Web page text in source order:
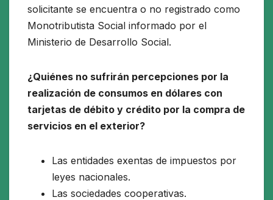
solicitante se encuentra o no registrado como
Monotributista Social informado por el
Ministerio de Desarrollo Social.
¿Quiénes no sufrirán percepciones por la
realización de consumos en dólares con
tarjetas de débito y crédito por la compra de
servicios en el exterior?
Las entidades exentas de impuestos por
leyes nacionales.
Las sociedades cooperativas.